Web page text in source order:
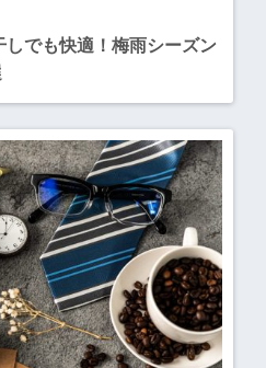
しでも快適！梅雨シーズン